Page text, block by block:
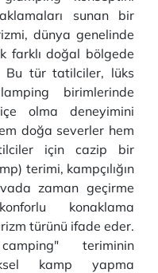
sunan bir
dünya genelinde
farklı doğal bölgede
Bu tür tatilciler, lüks
birimlerinde
olma deneyimini
doğa severler hem
için cazip bir
terimi, kampçılığın
zaman geçirme
konaklama
türünü ifade eder.
teriminin
kamp yapma